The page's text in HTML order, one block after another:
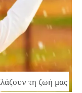
τη ζωή μας